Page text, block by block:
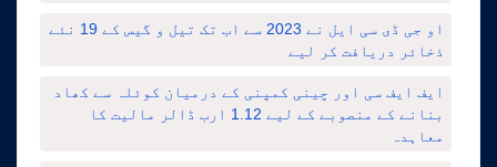
او جی ڈی سی ایل نے 2023 سے اب تک تیل و گیس کے 19 نئے
ذخائر دریافت کر لیے
ایف ایف سی اور چینی کمپنی کے درمیان کوئلہ سے کھاد
بنانے کے منصوبے کے لیے 1.12 ارب ڈالر مالیت کا
معاہدہ